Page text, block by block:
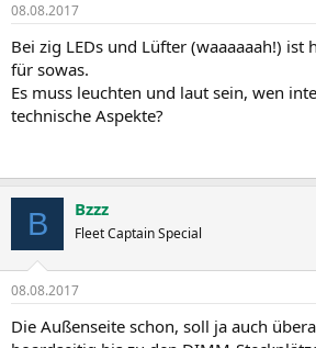
08.08.2017
Bei zig LEDs und Lüfter (waaaaaah!) ist
für sowas.
Es muss leuchten und laut sein, wen
technische Aspekte?
B Bzzz
Fleet Captain Special
08.08.2017
Die Außenseite schon, soll ja auch